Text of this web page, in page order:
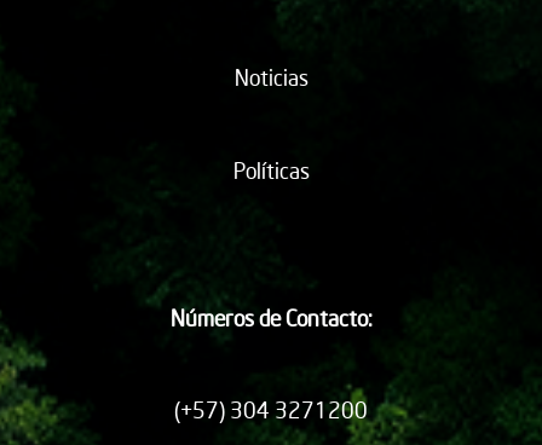
Noticias
Políticas
Números de Contacto:
(+57) 304 3271200